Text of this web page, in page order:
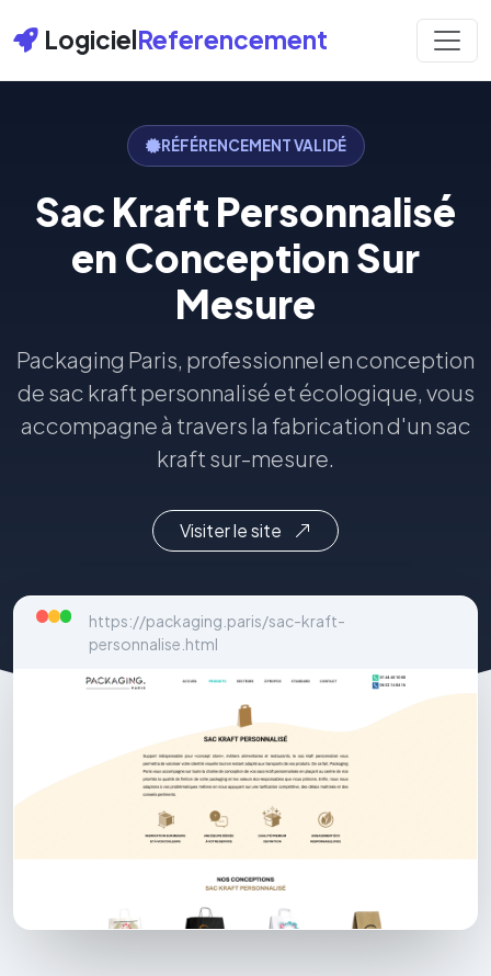
LogicielReferencement
RÉFÉRENCEMENT VALIDÉ
Sac Kraft Personnalisé
en Conception Sur
Mesure
Packaging Paris, professionnel en conception
de sac kraft personnalisé et écologique, vous
accompagne à travers la fabrication d'un sac
kraft sur-mesure.
Visiter le site
https://packaging.paris/sac-kraft-
personnalise.html